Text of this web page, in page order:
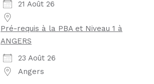
21 Août 26
Pré-requis à la PBA et Niveau 1 à
ANGERS
23 Août 26
Angers